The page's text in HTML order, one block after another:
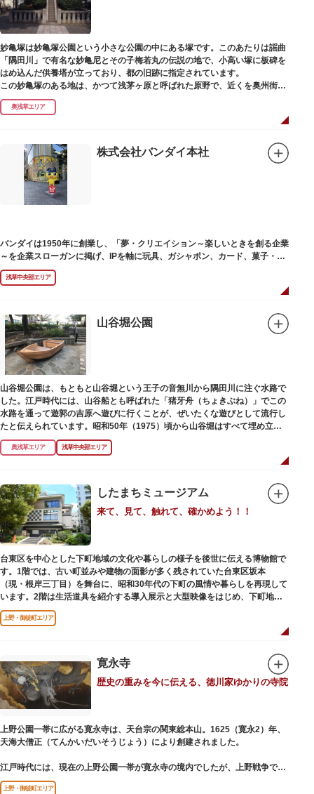
妙亀塚は妙亀塚公園という小さな公園の中にある塚です。このあたりは謡曲
「隅田川」で有名な妙亀尼とその子梅若丸の伝説の地で、小高い塚に板碑を
はめ込んだ供養塔が立っており、都の旧跡に指定されています。
この妙亀塚のある地は、かつて浅茅ヶ原と呼ばれた原野で、近くを奥州街道
が通じていました。妙亀塚は「梅若伝説」にちなんだ名称です。「梅若伝
説」とは平安時代、吉田少将惟房の子・梅若が、信夫藤太という人買いにさ
らわれ、都から奥州へつれて行かれる途中、重い病にかかりこの地に捨てら
田川岸で里人から梅若の死を知らされ、髪をおろして妙亀尼と称し庵を結ん
だ、という説話です。謡曲『隅田川』はこの伝説をもとにしています。
塚の上には板碑が祀られています。この板碑には「弘安十一年戊子五月二十
二日孝子敬白」と刻まれており、区内でも古いものです。しかし妙亀塚と板
碑との関係は、明らかではありません。
奥浅草エリア
株式会社バンダイ本社
バンダイは1950年に創業し、「夢・クリエイション～楽しいときを創る企業
～を企業スローガンに掲げ、IPを軸に玩具、ガシャポン、カード、菓子・食
品・食玩、アパレル、日用雑貨など、お客さまの身近で楽しんでいただける
エンターテインメントをお届けしています。
浅草中央部エリア
山谷堀公園
山谷堀公園は、もともと山谷堀という王子の音無川から隅田川に注ぐ水路で
した。江戸時代には、山谷船とも呼ばれた「猪牙舟（ちょきぶね）」でこの
水路を通って遊郭の吉原へ遊びに行くことが、ぜいたくな遊びとして流行し
たと伝えられています。昭和50年（1975）頃から山谷堀はすべて埋め立て
られて暗渠となり、細長い公園として生まれ変わりました。山谷堀公園に
は、猪牙舟についての説明板も設置されています。
奥浅草エリア 浅草中央部エリア
したまちミュージアム
来て、見て、触れて、確かめよう！！
台東区を中心とした下町地域の文化や暮らしの様子を後世に伝える博物館で
す。1階では、古い町並みや建物の面影が多く残されていた台東区坂本
（現・根岸三丁目）を舞台に、昭和30年代の下町の風情や暮らしを再現して
います。2階は生活道具を紹介する導入展示と大型映像をはじめ、下町地域
の歴史や出来事をたどることのできる資料を展示しています。また3階には
企画展示室と、道具や玩具を体験し、調べることができるしたまち情報コー
上野・御徒町エリア
寛永寺
歴史の重みを今に伝える、徳川家ゆかりの寺院
上野公園一帯に広がる寛永寺は、天台宗の関東総本山。1625（寛永2）年、
天海大僧正（てんかいだいそうじょう）により創建されました。
江戸時代には、現在の上野公園一帯が寛永寺の境内でしたが、上野戦争でそ
の多くを焼失。現在は根本中堂をはじめ開山堂（両大師）、不忍池辯天堂、
上野・御徒町エリア